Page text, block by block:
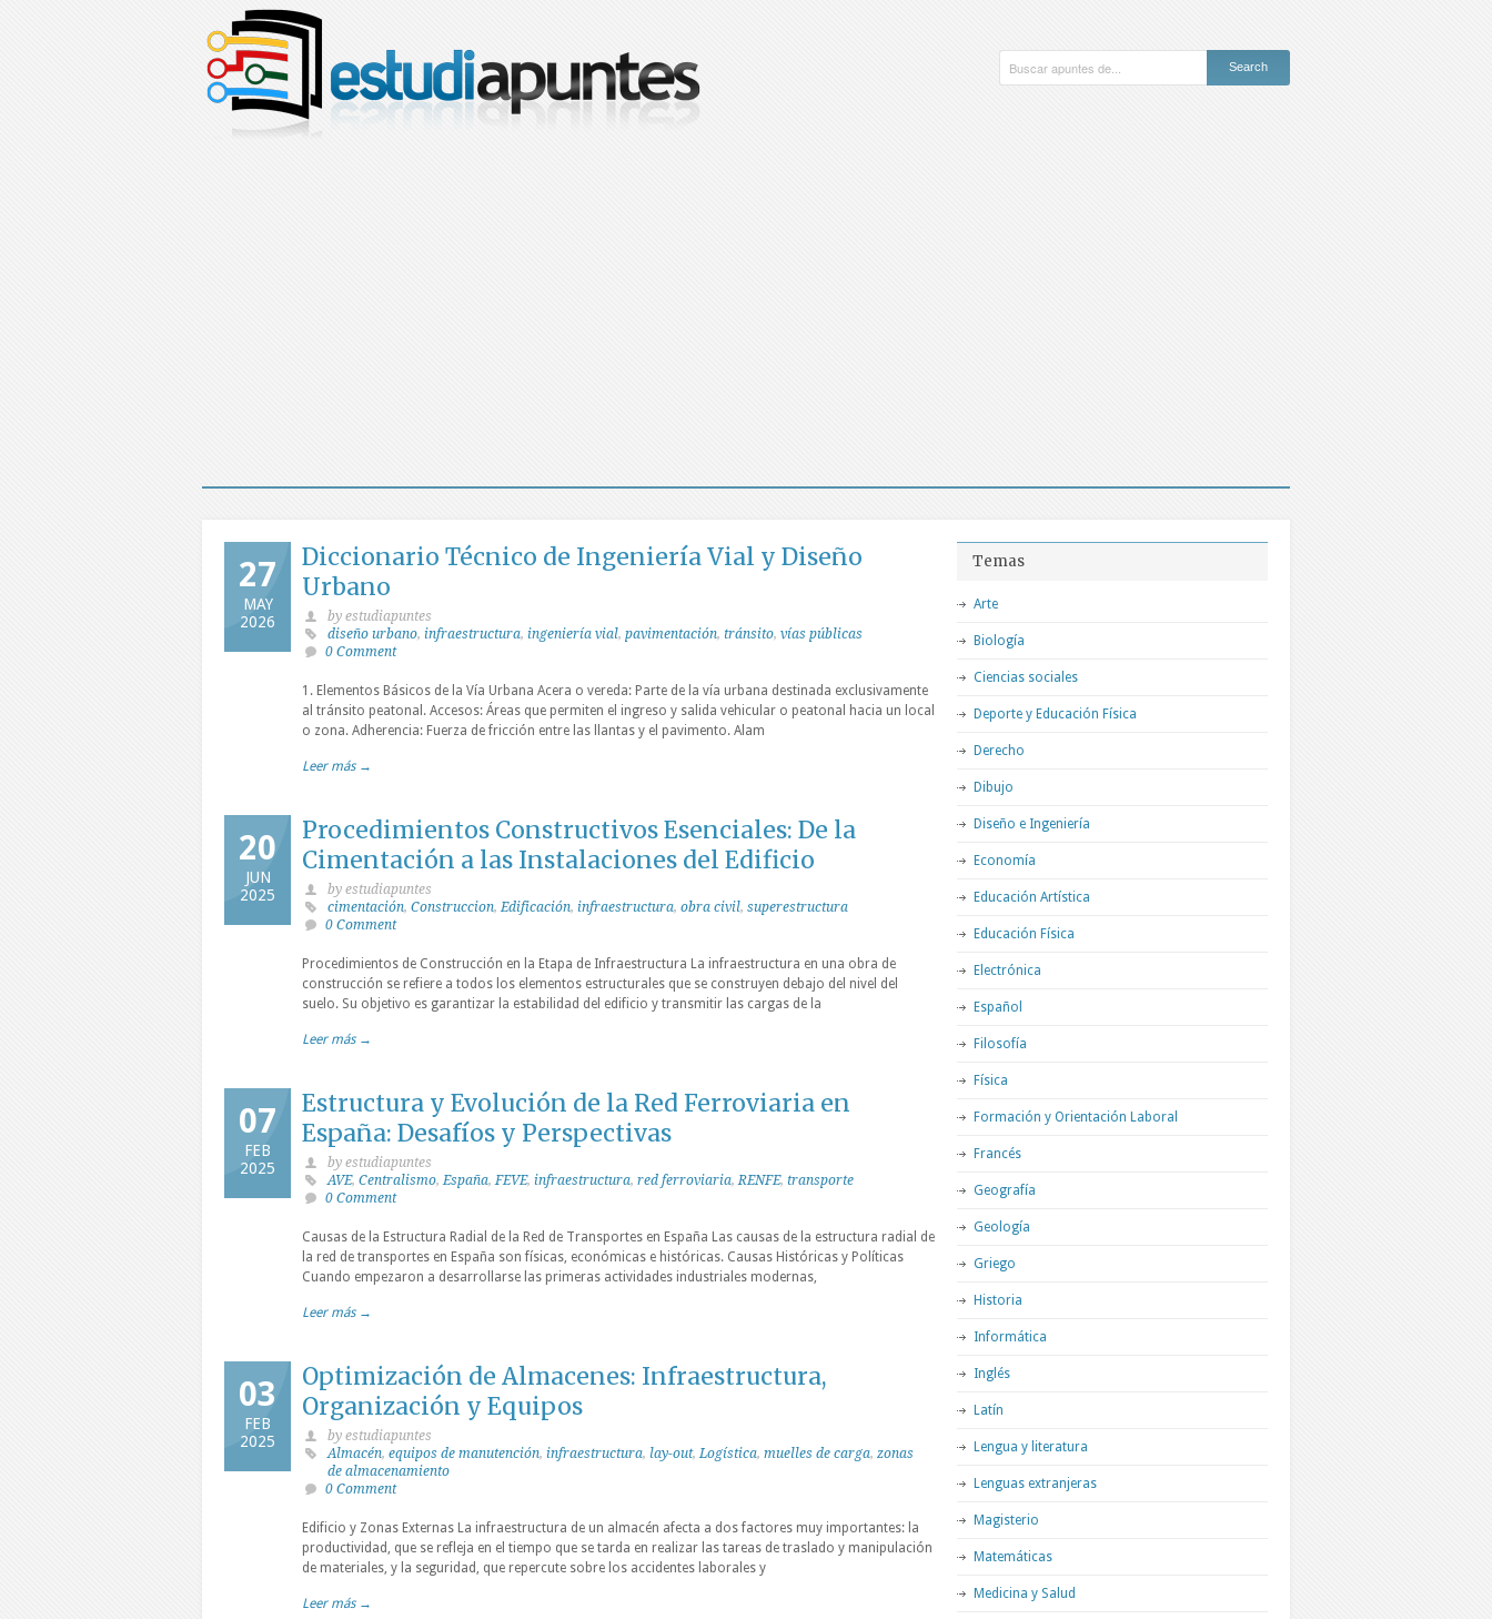
27
MAY
2026
Diccionario Técnico de Ingeniería Vial y Diseño
Urbano
by estudiapuntes
diseño urbano, infraestructura, ingeniería vial, pavimentación, tránsito, vías públicas
0 Comment
1. Elementos Básicos de la Vía Urbana Acera o vereda: Parte de la vía urbana destinada exclusivamente
al tránsito peatonal. Accesos: Áreas que permiten el ingreso y salida vehicular o peatonal hacia un local
o zona. Adherencia: Fuerza de fricción entre las llantas y el pavimento. Alam
Leer más →
20
JUN
2025
Procedimientos Constructivos Esenciales: De la
Cimentación a las Instalaciones del Edificio
by estudiapuntes
cimentación, Construccion,Edificación, infraestructura, obra civil, superestructura
0 Comment
Procedimientos de Construcción en la Etapa de Infraestructura La infraestructura en una obra de
construcción se refiere a todos los elementos estructurales que se construyen debajo del nivel del
suelo. Su objetivo es garantizar la estabilidad del edificio y transmitir las cargas de la
Leer más →
07
FEB
2025
Estructura y Evolución de la Red Ferroviaria en
España: Desafíos y Perspectivas
by estudiapuntes
AVE, Centralismo,España,FEVE, infraestructura, red ferroviaria,RENFE, transporte
0 Comment
Causas de la Estructura Radial de la Red de Transportes en España Las causas de la estructura radial de
la red de transportes en España son físicas, económicas e históricas. Causas Históricas y Políticas
Cuando empezaron a desarrollarse las primeras actividades industriales modernas,
Leer más →
03
FEB
2025
Optimización de Almacenes: Infraestructura,
Organización y Equipos
by estudiapuntes
Almacén, equipos de manutención, infraestructura, lay-out,Logística, muelles de carga, zonas
de almacenamiento
0 Comment
Edificio y Zonas Externas La infraestructura de un almacén afecta a dos factores muy importantes: la
productividad, que se refleja en el tiempo que se tarda en realizar las tareas de traslado y manipulación
de materiales, y la seguridad, que repercute sobre los accidentes laborales y
Leer más →
Temas
Arte
Biología
Ciencias sociales
Deporte y Educación Física
Derecho
Dibujo
Diseño e Ingeniería
Economía
Educación Artística
Educación Física
Electrónica
Español
Filosofía
Física
Formación y Orientación Laboral
Francés
Geografía
Geología
Griego
Historia
Informática
Inglés
Latín
Lengua y literatura
Lenguas extranjeras
Magisterio
Matemáticas
Medicina y Salud